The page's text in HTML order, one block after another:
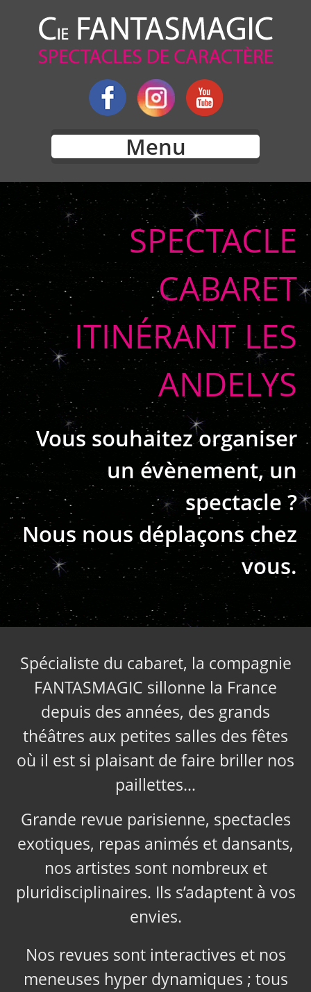
Menu
SPECTACLE
CABARET
ITINÉRANT LES
ANDELYS
Vous souhaitez organiser
un évènement, un
spectacle ?
Nous nous déplaçons chez
vous.
Spécialiste du cabaret, la compagnie
FANTASMAGIC sillonne la France
depuis des années, des grands
théâtres aux petites salles des fêtes
où il est si plaisant de faire briller nos
paillettes…
Grande revue parisienne, spectacles
exotiques, repas animés et dansants,
nos artistes sont nombreux et
pluridisciplinaires. Ils s’adaptent à vos
envies.
Nos revues sont interactives et nos
meneuses hyper dynamiques ; tous